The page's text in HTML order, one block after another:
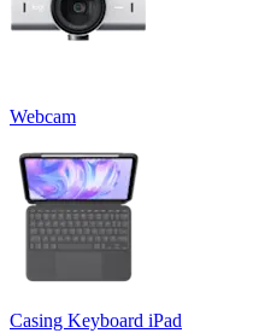
Webcam
Casing Keyboard iPad